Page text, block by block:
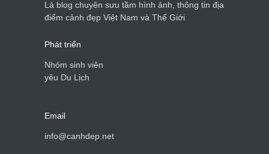
Là blog chuyên sưu tầm hình ảnh, thông tin địa
điểm cảnh đẹp Việt Nam và Thế Giới
Phát triển
Nhóm sinh viên
yêu Du Lịch
Email
info@canhdep.net